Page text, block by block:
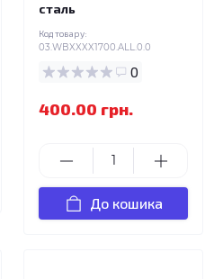
сталь
Код товару:
03.WBXXXX1700.ALL.0.0
0
400.00 грн.
До кошика